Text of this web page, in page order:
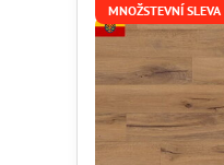
MNOŽSTEVNÍ SLEVA